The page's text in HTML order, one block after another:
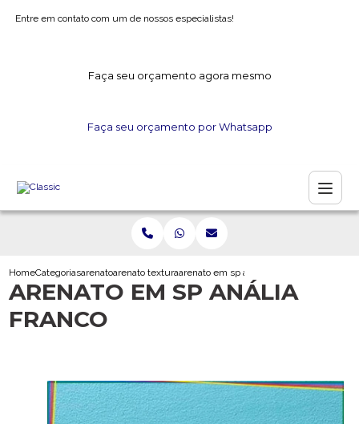
Entre em contato com um de nossos especialistas!
Faça seu orçamento agora mesmo
Faça seu orçamento por Whatsapp
HomeCategoriasarenatoarenato texturaarenato em sp analia franco
ARENATO EM SP ANÁLIA
FRANCO